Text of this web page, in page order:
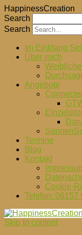
HappinessCreation
Search
Search
Im Einklang
Über mich
Angebote
Termine
Blog
Kontakt
Cookie-
Telefon: 06157
Skip to content